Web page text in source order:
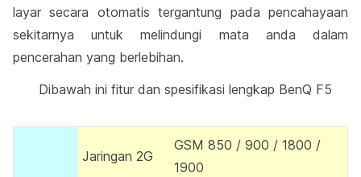
layar secara otomatis tergantung pada pencahayaan
sekitarnya untuk melindungi mata anda dalam
pencerahan yang berlebihan.
Dibawah ini fitur dan spesifikasi lengkap BenQ F5
Jaringan 2G
GSM 850 / 900 / 1800 /
1900